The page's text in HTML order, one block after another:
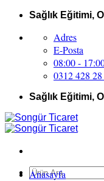
İçeriğeSağlık Eğitimi,
Adres
E-Posta
08:00 -
0312 428
Sağlık Eğitimi,
Ara:
Anasayfa